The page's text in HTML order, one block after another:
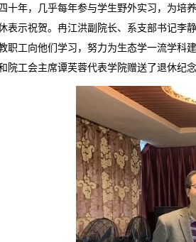
十年，几乎每年参与学生野外实习，为培
表示祝贺。冉江洪副院长、系支部书记李
职工向他们学习，努力为生态学一流学科
院工会主席谭芙蓉代表学院赠送了退休纪念